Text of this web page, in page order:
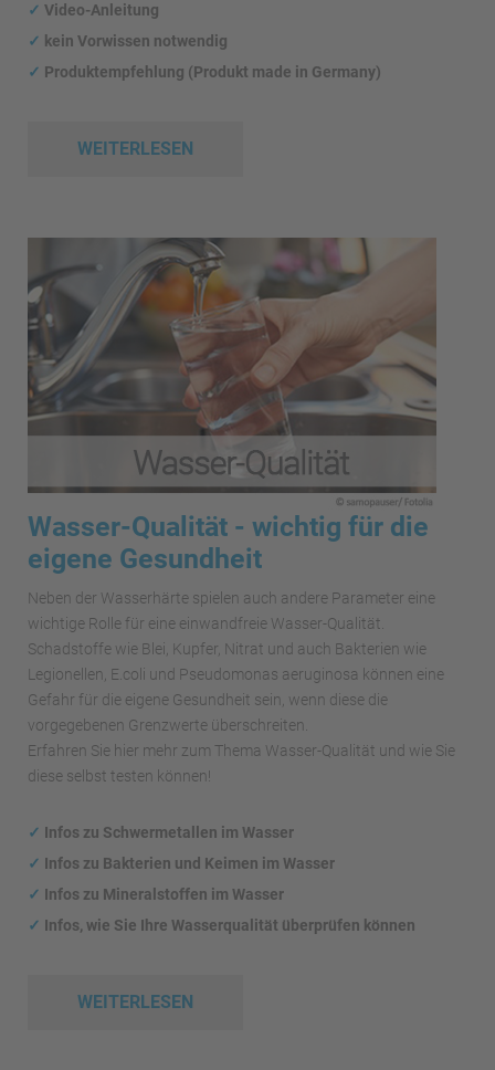
✓ Video-Anleitung
✓ kein Vorwissen notwendig
✓ Produktempfehlung (Produkt made in Germany)
WEITERLESEN
Wasser-Qualität - wichtig für die
eigene Gesundheit
Neben der Wasserhärte spielen auch andere Parameter eine
wichtige Rolle für eine einwandfreie Wasser-Qualität.
Schadstoffe wie Blei, Kupfer, Nitrat und auch Bakterien wie
Legionellen, E.coli und Pseudomonas aeruginosa können eine
Gefahr für die eigene Gesundheit sein, wenn diese die
vorgegebenen Grenzwerte überschreiten.
Erfahren Sie hier mehr zum Thema Wasser-Qualität und wie Sie
diese selbst testen können!
✓ Infos zu Schwermetallen im Wasser
✓ Infos zu Bakterien und Keimen im Wasser
✓ Infos zu Mineralstoffen im Wasser
✓ Infos, wie Sie Ihre Wasserqualität überprüfen können
WEITERLESEN